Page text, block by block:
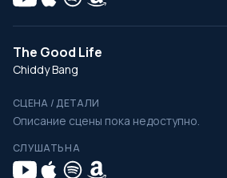
The Good Life
Chiddy Bang
СЦЕНА / ДЕТАЛИ
Описание сцены пока недоступно.
СЛУШАТЬ НА